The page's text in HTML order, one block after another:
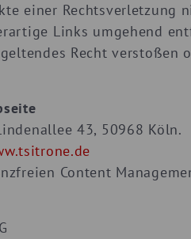
einer Rechtsverletzung
Links umgehend
Recht verstoßen
43, 50968 Köln.
Content